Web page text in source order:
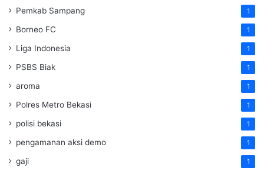
Pemkab Sampang 1
Borneo FC 1
Liga Indonesia 1
PSBS Biak 1
aroma 1
Polres Metro Bekasi 1
polisi bekasi 1
pengamanan aksi demo 1
gaji 1